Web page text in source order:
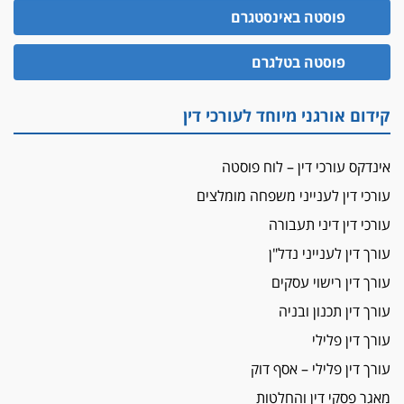
עו"ד גיל פרידמן והרפתקאות אופנוע השטח שלו
הזכות לטנף
זוכה עורך-דין שהשווה את ברק לסינוואר ואת
מאסר לעורך הדין
פיקטיביות בשם פלסטינים
על המידתיות
ביה"ד המשמעתי ביטל השעיה לצמיתות של
עורכת-דין שהביעה שמחה ב-7 באוקטובר
אשם
עו"ד הלל בבייב הורשע בהונאת עשרות לקוחות,
ההסדר: 7-9 שנות מאסר
דין ומקרקעין
עורך דין ברמת השרון נחקר בחשד למרמה בעסקת
פוסטה באינסטגרם
פוסטה בטלגרם
קידום אורגני מיוחד לעורכי דין
אינדקס עורכי דין – לוח פוסטה
עורכי דין לענייני משפחה מומלצים
עורכי דין דיני תעבורה
עורך דין לענייני נדל"ן
עורך דין רישוי עסקים
עורך דין תכנון ובניה
עורך דין פלילי
עורך דין פלילי – אסף דוק
מאגר פסקי דין והחלטות